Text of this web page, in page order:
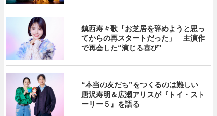
鎮西寿々歌「お芝居を辞めようと思っ
てからの再スタートだった」 主演作
で再会した“演じる喜び”
“本当の友だち”をつくるのは難しい
唐沢寿明＆広瀬アリスが『トイ・スト
ーリー５』を語る